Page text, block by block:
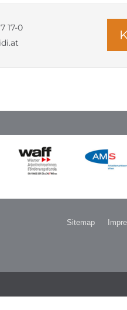
17-0
Sitemap